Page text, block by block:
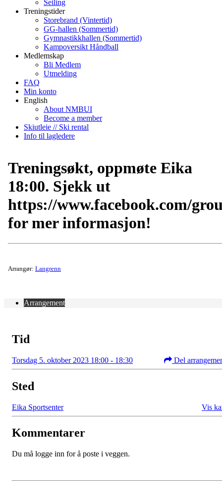
Seiling
Treningstider
Storebrand (Vintertid)
GG-hallen (Sommertid)
Gymnastikkhallen (Sommertid)
Kampoversikt Håndball
Medlemskap
Bli Medlem
Utmelding
FAQ
Min konto
English
About NMBUI
Become a member
Skiutleie // Ski rental
Info til lagledere
Treningsøkt, oppmøte Eika
18:00. Sjekk ut
https://www.facebook.com/
for mer informasjon!
Arrangør: Langrenn
Arrangement
Tid
Torsdag 5. oktober 2023 18:00 - 18:30 Del
Sted
Eika Sportsenter Vis
Kommentarer
Du må logge inn for å poste i veggen.